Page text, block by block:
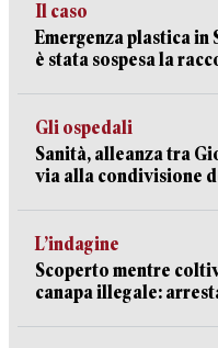
Il caso
Emergenza plastica in
è stata sospesa la
Gli ospedali
Sanità, alleanza tra
via alla condivisione
L’indagine
Scoperto mentre
canapa illegale: